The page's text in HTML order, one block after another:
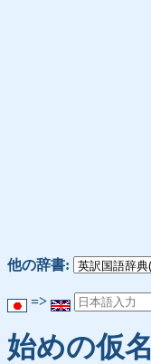
他の辞書:
=>
始めの仮名